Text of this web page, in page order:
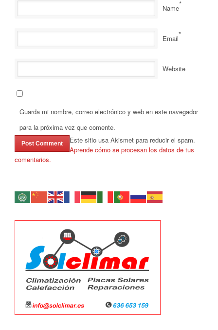
Name*
Email*
Website
Guarda mi nombre, correo electrónico y web en este navegador
para la próxima vez que comente.
Este sitio usa Akismet para reducir el spam.
Aprende cómo se procesan los datos de tus
comentarios.